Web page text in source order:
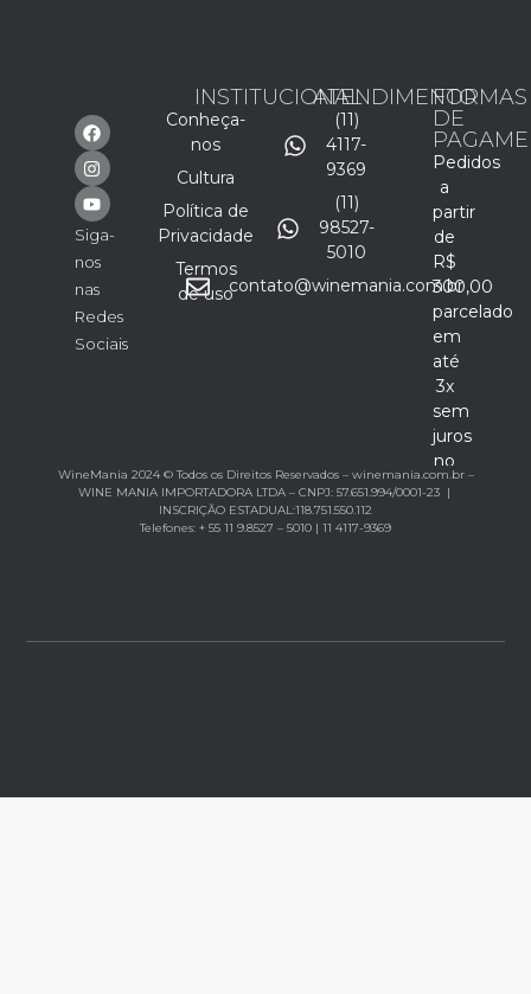
Siga-
nos
nas
Redes
Sociais
INSTITUCIONAL
Conheça-
nos
Cultura
Política de
Privacidade
Termos
de uso
ATENDIMENTO
(11)
4117-
9369
(11)
98527-
5010
contato@winemania.com.br
FORMAS
DE
Pedidos
a
partir
de
R$
300,00
parcelado
em
até
3x
sem
juros
no
cartão
WineMania 2024 © Todos os Direitos Reservados – winemania.com.br –
WINE MANIA IMPORTADORA LTDA – CNPJ: 57.651.994/0001-23 |
INSCRIÇÃO ESTADUAL:118.751.550.112
Telefones: + 55 11 9.8527 – 5010 | 11 4117-9369